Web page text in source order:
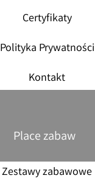
Certyfikaty
Polityka Prywatności
Kontakt
Place zabaw
Zestawy zabawowe